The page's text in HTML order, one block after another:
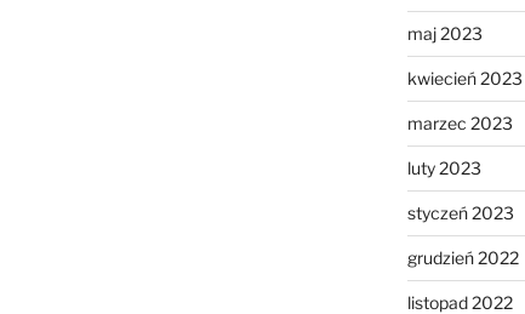
maj 2023
kwiecień 2023
marzec 2023
luty 2023
styczeń 2023
grudzień 2022
listopad 2022